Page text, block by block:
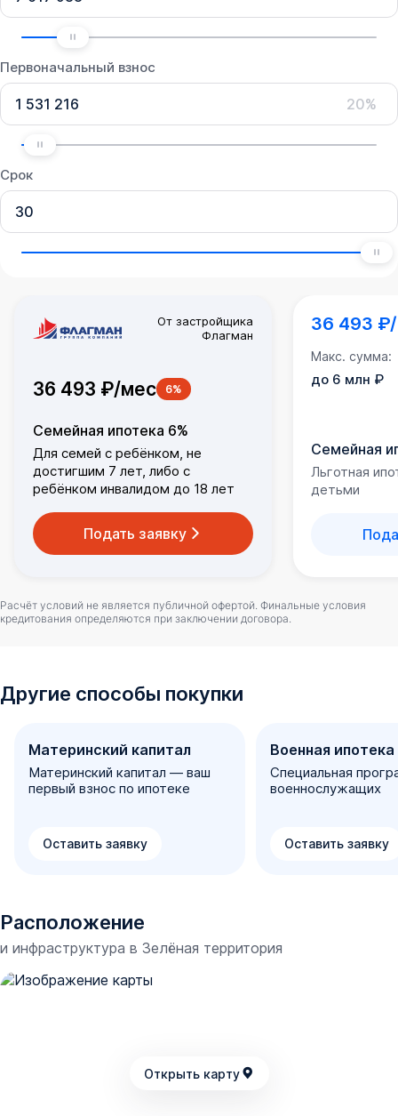
Первоначальный взнос
20%
Срок
От застройщика
Флагман
36 493 ₽/мес 6%
Семейная ипотека 6%
Для семей с ребёнком, не
достигшим 7 лет, либо с
ребёнком инвалидом до 18 лет
Подать заявку
36 493
Макс. сумма:
до 6 млн ₽
Семейная
Льготная
детьми
Расчёт условий не является публичной офертой. Финальные условия
кредитования определяются при заключении договора.
Другие способы покупки
Материнский капитал
Материнский капитал — ваш
первый взнос по ипотеке
Оставить заявку
Военная ипотека
Специальная
военнослужащих
Оставить заявку
Расположение
и инфраструктура в Зелёная территория
Открыть карту